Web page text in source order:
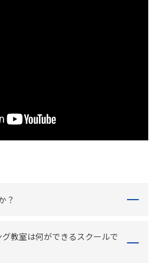
？
教室は何ができるスクールで